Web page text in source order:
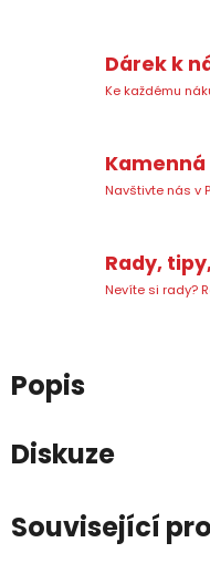
Dárek k
Ke každému
Navštivte nás v
Rady,
Nevíte si rady?
Popis
Diskuze
Související